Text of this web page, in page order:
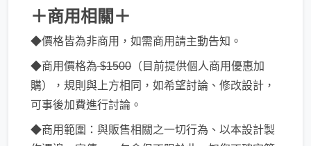
＋商用相關＋
◆價格皆為非商用，如需商用請主動告知。
◆商用價格為$1500 （目前提供個人商用優惠加
購），規則與上方相同，如希望討論、修改設計，
可事後加費進行討論。
◆商用範圍：與販售相關之一切行為、以本設計製